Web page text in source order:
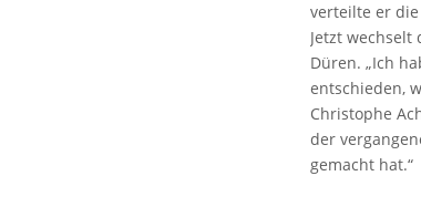
verteilte er die
Jetzt wechselt
Düren. „Ich
entschieden,
Christophe
der
gemacht hat.“